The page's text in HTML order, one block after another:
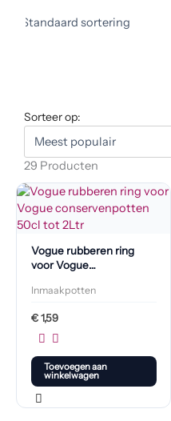
Sorteer op:
29 Producten
Vogue rubberen ring
voor Vogue
tot 2L
Inmaakpotten
€1,59
Toevoegen aan
winkelwagen